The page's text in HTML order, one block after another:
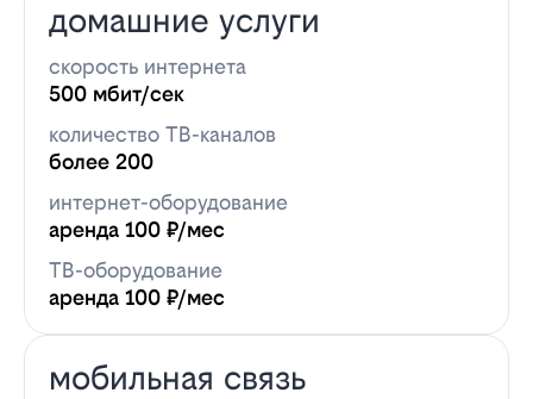
домашние услуги
скорость интернета
500 мбит/сек
количество ТВ-каналов
более 200
интернет-оборудование
аренда 100 ₽/мес
ТВ-оборудование
аренда 100 ₽/мес
мобильная связь